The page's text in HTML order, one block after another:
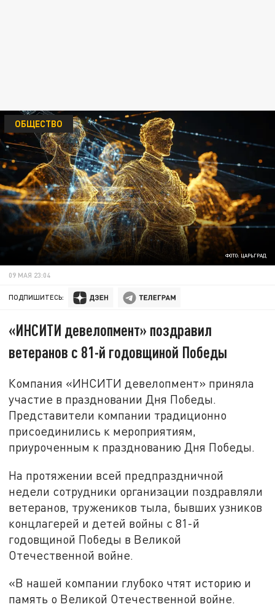
ФОТО: ЦАРЬГРАД
ОБЩЕСТВО
09 МАЯ 23:04
ПОДПИШИТЕСЬ:
«ИНСИТИ девелопмент» поздравил
ветеранов с 81-й годовщиной Победы
Компания «ИНСИТИ девелопмент» приняла
участие в праздновании Дня Победы.
Представители компании традиционно
присоединились к мероприятиям,
приуроченным к празднованию Дня Победы.
На протяжении всей предпраздничной
недели сотрудники организации поздравляли
ветеранов, тружеников тыла, бывших узников
концлагерей и детей войны с 81-й
годовщиной Победы в Великой
Отечественной войне.
«В нашей компании глубоко чтят историю и
память о Великой Отечественной войне.